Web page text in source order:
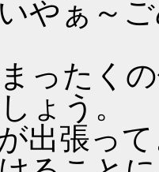
やぁ～ご
ったく
ょう。
出張っ